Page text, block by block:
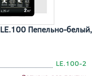
Пепельно-белый,
LE.100-2